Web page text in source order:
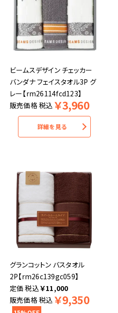
ビームスデザイン チェッカー
バンダナ フェイスタオル3P グ
レー【rm26114fcd123】
販売価格税込 ￥3,960
詳細を見る
グランコットン バスタオル
2P【rm26c139gc059】
税込￥11,000
販売価格税込 ￥9,350